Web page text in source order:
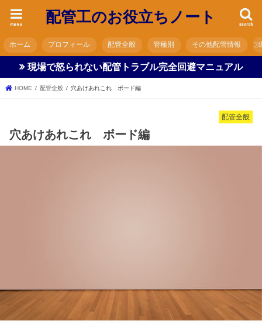
配管工のお役立ちノート search
menu
ホーム プロフィール 配管全般 管種別 その他配管情報
現場で怒られない配管トラブル完全回避マニュアル
HOME 配管全般 穴あけあれこれ ボード編
配管全般
穴あけあれこれ ボード編